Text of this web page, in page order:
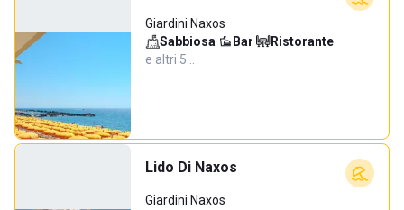
Giardini Naxos
Sabbiosa· Bar· Ristorante·
e altri 5…
Lido Di Naxos
Giardini Naxos